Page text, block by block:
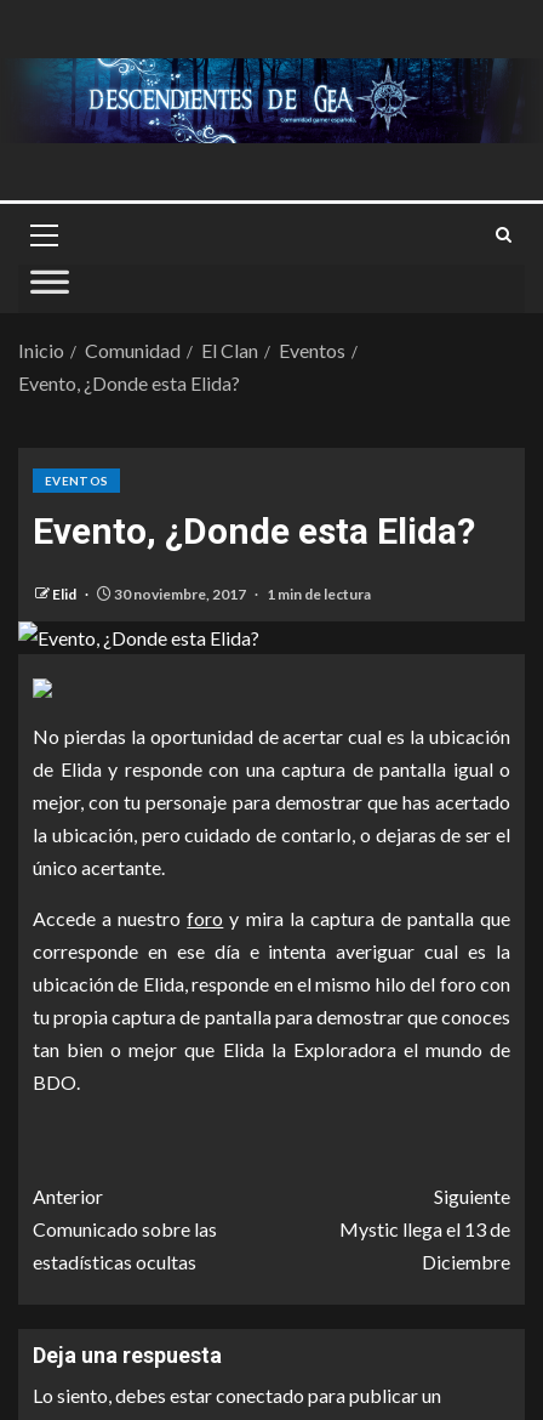
Inicio Comunidad El Clan
Eventos
Evento, ¿Donde esta Elida?
EVENTOS
Evento, ¿Donde esta Elida?
Elid 30 noviembre, 2017 1 min de lectura
No pierdas la oportunidad de acertar cual es la ubicación
de Elida y responde con una captura de pantalla igual o
mejor, con tu personaje para demostrar que has acertado
la ubicación, pero cuidado de contarlo, o dejaras de ser el
único acertante.
Accede a nuestroforo y mira la captura de pantalla que
corresponde en ese día e intenta averiguar cual es la
ubicación de Elida, responde en el mismo hilo del foro con
tu propia captura de pantalla para demostrar que conoces
tan bien o mejor que Elida la Exploradora el mundo de
BDO.
Anterior
Comunicado sobre las
estadísticas ocultas
Siguiente
Mystic llega el 13 de
Diciembre
Deja una respuesta
Lo siento, debes estarconectado para publicar un